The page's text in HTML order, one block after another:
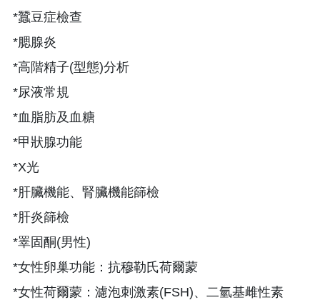
*蠶豆症檢查
*腮腺炎
*高階精子(型態)分析
*尿液常規
*血脂肪及血糖
*甲狀腺功能
*X光
*肝臟機能、腎臟機能篩檢
*肝炎篩檢
*睪固酮(男性)
*女性卵巢功能：抗穆勒氏荷爾蒙
*女性荷爾蒙：濾泡刺激素(FSH)、二氫基雌性素